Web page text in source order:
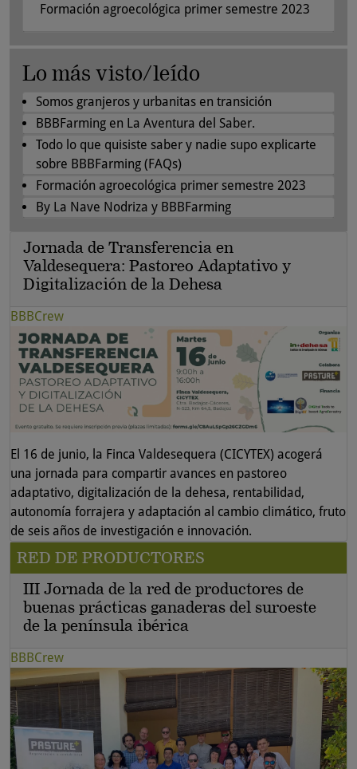
Formación agroecológica primer semestre 2023
Lo más visto/leído
Somos granjeros y urbanitas en transición
BBBFarming en La Aventura del Saber.
Todo lo que quisiste saber y nadie supo explicarte
sobre BBBFarming (FAQs)
Formación agroecológica primer semestre 2023
By La Nave Nodriza y BBBFarming
Jornada de Transferencia en
Valdesequera: Pastoreo Adaptativo y
Digitalización de la Dehesa
BBBCrew
El 16 de junio, la Finca Valdesequera (CICYTEX) acogerá
una jornada para compartir avances en pastoreo
adaptativo, digitalización de la dehesa, rentabilidad,
autonomía forrajera y adaptación al cambio climático, fruto
de seis años de investigación e innovación.
RED DE PRODUCTORES
III Jornada de la red de productores de
buenas prácticas ganaderas del suroeste
de la península ibérica
BBBCrew